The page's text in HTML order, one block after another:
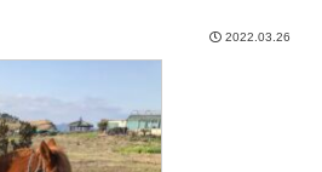
2022.03.26